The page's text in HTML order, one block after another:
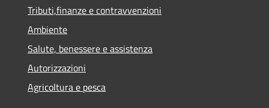
Tributi,finanze e contravvenzioni
Ambiente
Salute, benessere e assistenza
Autorizzazioni
Agricoltura e pesca